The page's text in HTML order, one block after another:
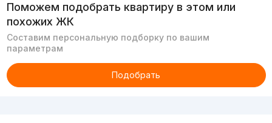
Поможем подобрать квартиру в этом или
похожих ЖК
Составим персональную подборку по вашим
параметрам
Подобрать